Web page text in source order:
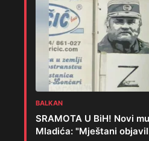
BALKAN
SRAMOTA U BiH! Novi
Mladića: "Mještani